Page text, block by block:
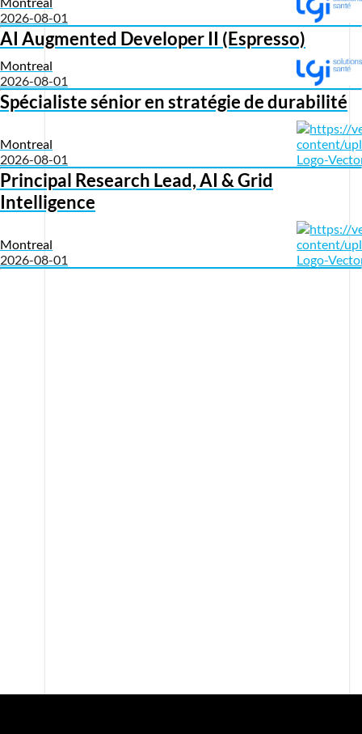
2026-08-01
AI Augmented Developer II (Espresso)
Montreal
2026-08-01
Spécialiste sénior en stratégie de durabilité
Montreal
2026-08-01
Principal Research Lead, AI & Grid
Intelligence
Montreal
2026-08-01